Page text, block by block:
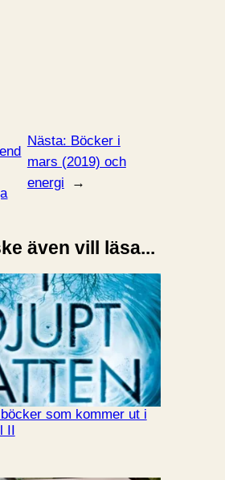
Nästa: Böcker i
mars (2019) och
energi
→
även vill läsa...
som kommer ut i